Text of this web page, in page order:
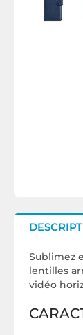
Sublimez
lentilles
vidéo